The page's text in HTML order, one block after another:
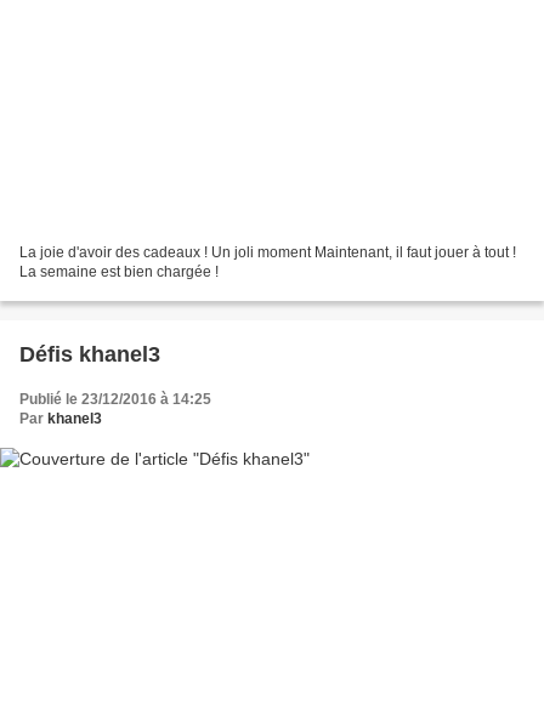
La joie d'avoir des cadeaux ! Un joli moment Maintenant, il faut jouer à tout !
La semaine est bien chargée !
Défis khanel3
Publié le 23/12/2016 à 14:25
Par khanel3